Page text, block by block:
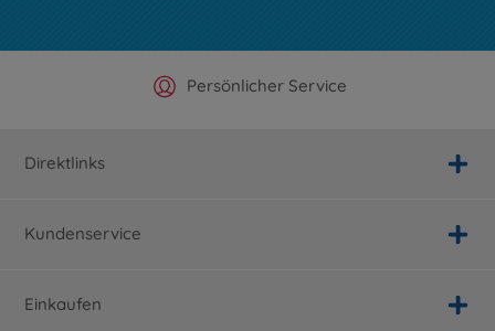
Offizieller Hersteller Shop
Persönlicher Service
Versandkostenfrei ab 25€
Schnelle Lieferung
Direktlinks
Kundenservice
Einkaufen